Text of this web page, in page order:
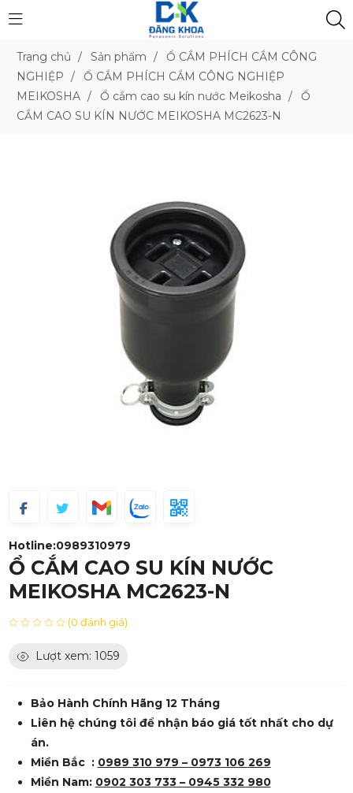
Trang chủ / Sản phẩm /
Ổ CẮM PHÍCH CẮM CÔNG
NGHIỆP /
Ổ CẮM PHÍCH CẮM CÔNG NGHIỆP
MEIKOSHA / Ổ cắm cao su kín nước Meikosha /
Ổ
CẮM CAO SU KÍN NƯỚC MEIKOSHA MC2623-N
Hotline:0989310979
Ổ CẮM CAO SU KÍN NƯỚC
MEIKOSHA MC2623-N
(0 đánh giá)
Lượt xem: 1059
Bảo Hành Chính Hãng 12 Tháng
Liên hệ chúng tôi để nhận báo giá tốt nhất cho dự
án.
Miền Bắc : 0989 310 979 – 0973 106 269
Miền Nam: 0902 303 733 – 0945 332 980